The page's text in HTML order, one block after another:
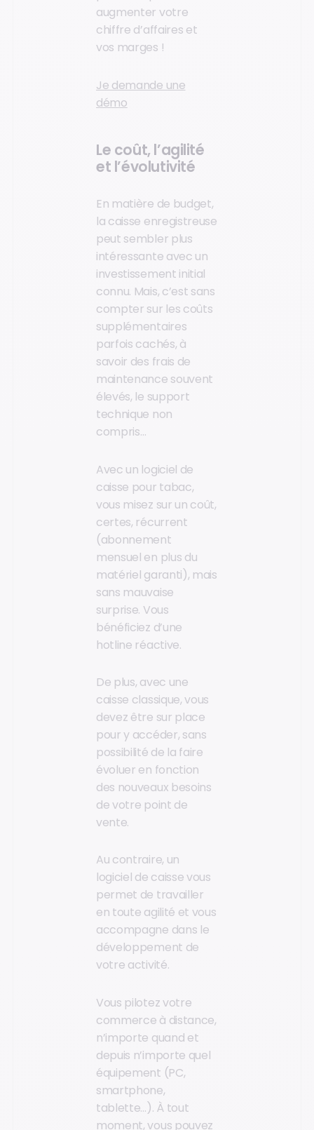
augmenter votre
chiffre d’affaires et
vos marges !
Je demande une
démo
Le coût, l’agilité
et l’évolutivité
En matière de budget,
la caisse enregistreuse
peut sembler plus
intéressante avec un
investissement initial
connu. Mais, c’est sans
compter sur les coûts
supplémentaires
parfois cachés, à
savoir des frais de
maintenance souvent
élevés, le support
technique non
compris…
Avec un logiciel de
caisse pour tabac,
vous misez sur un coût,
certes, récurrent
(abonnement
mensuel en plus du
matériel garanti), mais
sans mauvaise
surprise. Vous
bénéficiez d’une
hotline réactive.
De plus, avec une
caisse classique, vous
devez être sur place
pour y accéder, sans
possibilité de la faire
évoluer en fonction
des nouveaux besoins
de votre point de
vente.
Au contraire, un
logiciel de caisse vous
permet de travailler
en toute agilité et vous
accompagne dans le
développement de
votre activité.
Vous pilotez votre
commerce à distance,
n’importe quand et
depuis n’importe quel
équipement (PC,
smartphone,
tablette…). À tout
moment, vous pouvez